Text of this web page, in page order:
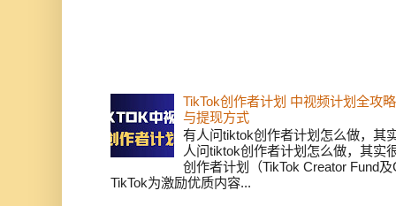
TikTok创作者计划 中视频计划全攻
与提现方式
有人问tiktok创作者计划怎么做，其
人问tiktok创作者计划怎么做，其实
创作者计划（TikTok Creator Fund
TikTok为激励优质内容...